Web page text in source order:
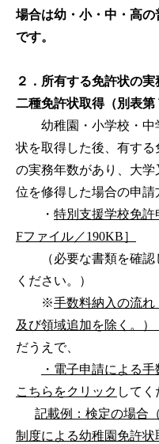
場合は幼・小・中・高
です。
２．所有する免許状の
二種免許状取得（別表第
幼稚園・小学校・中
状を取得した後、有す
の実務年数があり、大
位を修得した場合の申請
・ 特別支援学校免許
Fファイル／190KB］
（必要な書類を確認
ください。）
※手数料納入の流
及び領域追加を除く。）
だうえで、
・電子申請による
こちらをクリック してく
記載例：検定の場合
制度による幼稚園免許